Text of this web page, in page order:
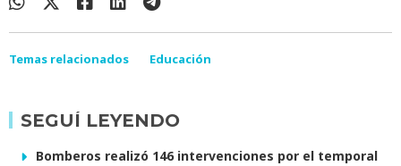
Temas relacionados Educación
SEGUÍ LEYENDO
Bomberos realizó 146 intervenciones por el temporal